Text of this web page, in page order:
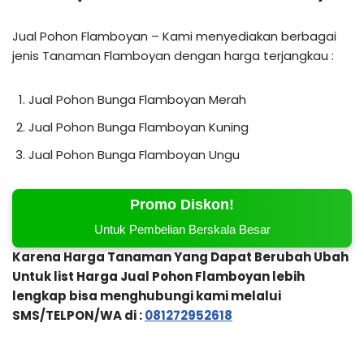
Jual Pohon Flamboyan – Kami menyediakan berbagai
jenis Tanaman Flamboyan dengan harga terjangkau :
Jual Pohon Bunga Flamboyan Merah
Jual Pohon Bunga Flamboyan Kuning
Jual Pohon Bunga Flamboyan Ungu
Promo Diskon!
Untuk Pembelian Berskala Besar
Karena Harga Tanaman Yang Dapat Berubah Ubah
Untuk list Harga Jual Pohon Flamboyan lebih
lengkap bisa menghubungi kami melalui
SMS/TELPON/WA di :081272952618